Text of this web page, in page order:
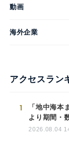
動画
海外企業
アクセスラン
1
「地中海本
より期間・
2026.08.04